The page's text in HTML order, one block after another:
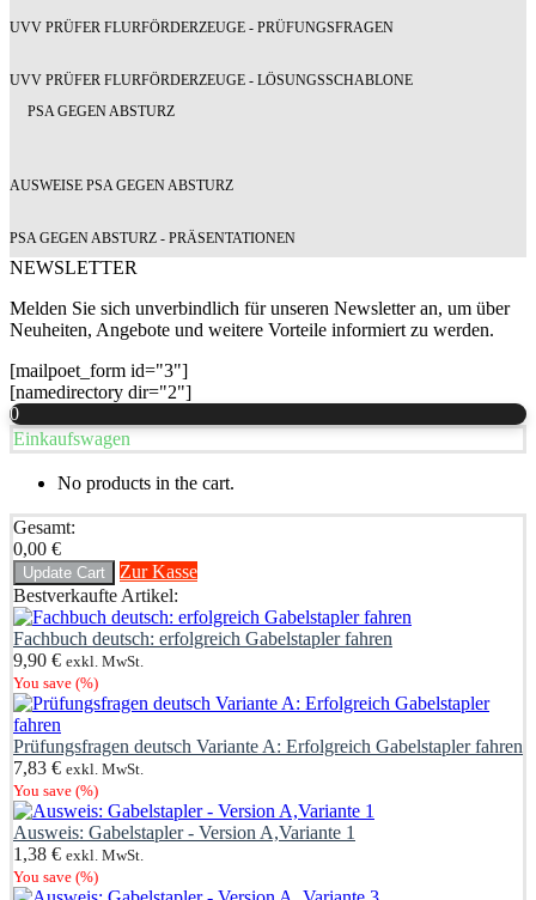
UVV PRÜFER FLURFÖRDERZEUGE - PRÜFUNGSFRAGEN
UVV PRÜFER FLURFÖRDERZEUGE - LÖSUNGSSCHABLONE
PSA GEGEN ABSTURZ
AUSWEISE PSA GEGEN ABSTURZ
PSA GEGEN ABSTURZ - PRÄSENTATIONEN
NEWSLETTER
Melden Sie sich unverbindlich für unseren Newsletter an, um über
Neuheiten, Angebote und weitere Vorteile informiert zu werden.
[mailpoet_form id="3"]
[namedirectory dir="2"]
0
Einkaufswagen
No products in the cart.
Gesamt:
0,00 €
Update Cart
Zur Kasse
Bestverkaufte Artikel:
Fachbuch deutsch: erfolgreich Gabelstapler fahren
9,90 € exkl. MwSt.
You save (%)
Prüfungsfragen deutsch Variante A: Erfolgreich Gabelstapler fahren
7,83 € exkl. MwSt.
You save (%)
Ausweis: Gabelstapler - Version A,Variante 1
1,38 € exkl. MwSt.
You save (%)